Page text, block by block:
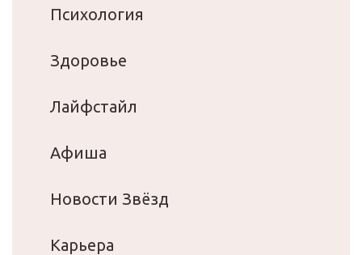
Психология
Здоровье
Лайфстайл
Афиша
Новости Звёзд
Карьера